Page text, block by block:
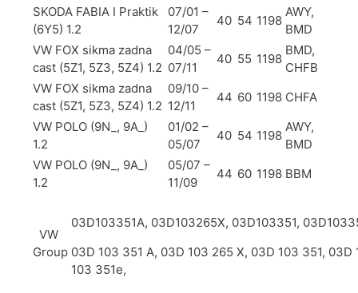
SKODA FABIA I Praktik
(6Y5) 1.2
07/01 –
12/07
40 54 1198
AWY,
BMD
VW FOX sikma zadna
cast (5Z1, 5Z3, 5Z4) 1.2
04/05 –
07/11
40 55 1198
BMD,
CHFB
VW FOX sikma zadna
cast (5Z1, 5Z3, 5Z4) 1.2
09/10 –
12/11
44 60 1198 CHFA
VW POLO (9N_, 9A_)
1.2
01/02 –
05/07
40 54 1198
AWY,
BMD
VW POLO (9N_, 9A_)
1.2
05/07 –
11/09
44 60 1198 BBM
VW
Group
03D103351A, 03D103265X, 03D103351,
03D 103 351 A, 03D 103 265 X, 03D 103 351, 03D
103 351e,